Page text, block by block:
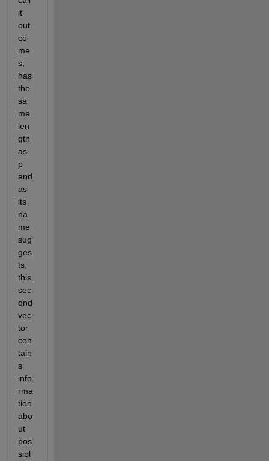
it
out
co
me
s,
has
the
sa
me
len
gth
as
p
and
as
its
na
me
sug
ges
ts,
this
sec
ond
vec
tor
con
tain
s
info
rma
tion
abo
ut
pos
sibl